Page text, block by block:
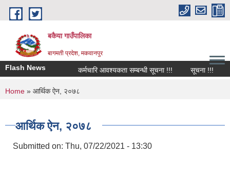
Skip to main content
बकैया गाउँपालिका
बागमती प्रदेश, मकवानपुर
Flash News कर्मचारि आवश्यकता सम्बन्धी सूचना !!! सूचना !!!
You are here
Home » आर्थिक ऐन, २०७८
आर्थिक ऐन, २०७८
Submitted on: Thu, 07/22/2021 - 13:30